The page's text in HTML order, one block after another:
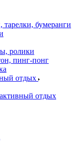
бумеранги
ролики
пинг-понг
отдых
отдых